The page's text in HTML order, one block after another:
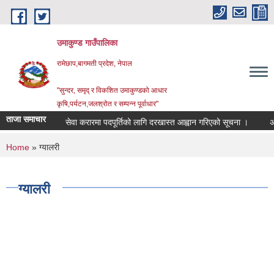
Skip to main content
उमाकुण्ड गाउँपालिका
रामेछाप,बागमती प्रदेश, नेपाल
"सुन्दर, समृद् र विकशित उमाकुण्डको आधार
कृषि,पर्यटन,जलश्रोत र सम्पन्न पूर्वाधार"
ताजा समाचारसेवा करारमा पदपूर्तिको लागि दरखास्त आह्वान गरिएको सूचना ।
You are here
Home » ग्यालरी
ग्यालरी